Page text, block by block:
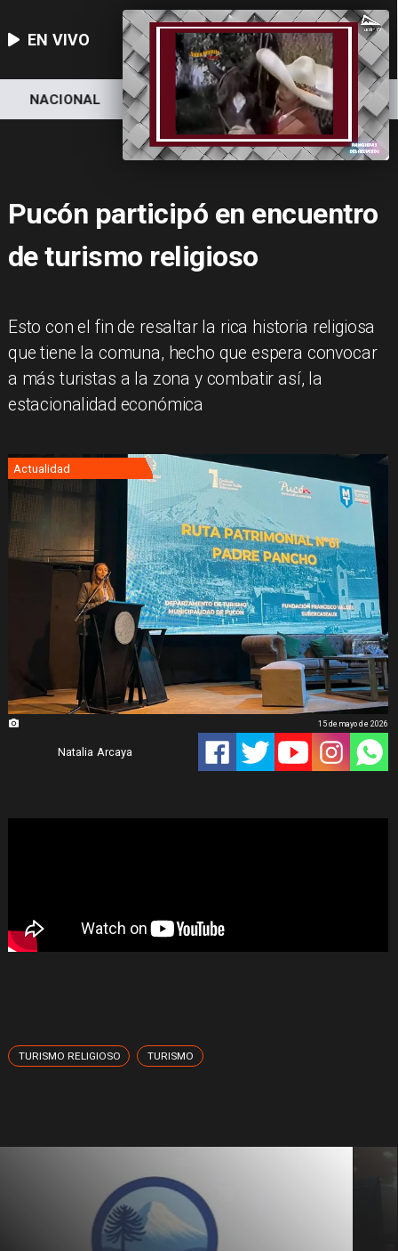
EN VIVO
NACIONAL DEPORTES ECONOMÍA
Pucón participó en encuentro
de turismo religioso
Esto con el fin de resaltar la rica historia religiosa
que tiene la comuna, hecho que espera convocar
a más turistas a la zona y combatir así, la
estacionalidad económica
Actualidad
Natalia Arcaya
15 de mayo de 2026
TURISMO RELIGIOSO TURISMO